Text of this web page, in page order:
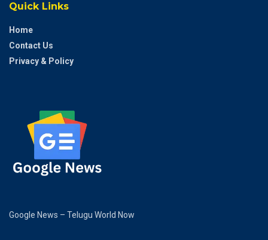
Quick Links
Home
Contact Us
Privacy & Policy
Google News – Telugu World Now